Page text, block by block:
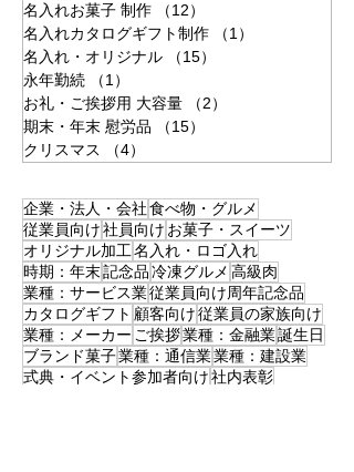
名入れお菓子 制作
（12）
名入れカタログギフト制作
（1）
名入れ・オリジナル
（15）
永年勤続
（1）
お礼・ご挨拶用 大容量
（2）
期末・年末 慰労品
（15）
クリスマス
（4）
企業・法人・会社食べ物・グルメ
従業員向け社員向け お菓子・スイーツ
オリジナル加工名入れ・ロゴ入れ
時期：年末記念品冷凍グルメ 高級肉
業種：サービス業従業員向け周年記念品
カタログギフト 顧客向け従業員の家族向け
業種：メーカー ご挨拶業種：金融業誕生日
ブランド菓子業種：通信業業種：建設業
式典・イベント参加者向け社内表彰